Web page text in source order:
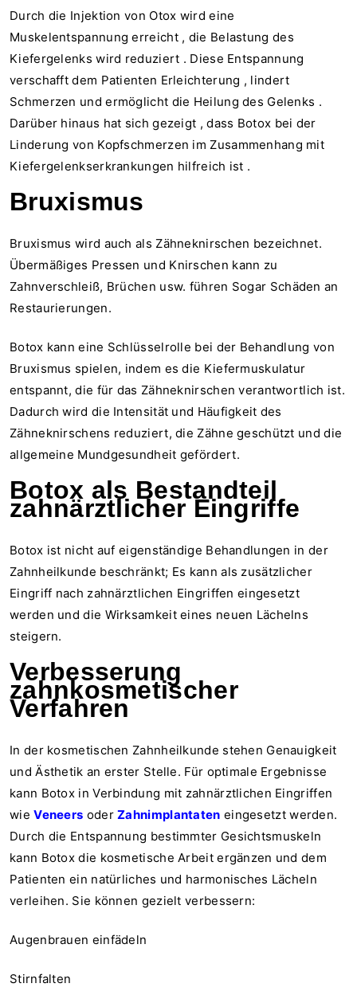
Durch die Injektion von Otox wird eine
Muskelentspannung erreicht , die Belastung des
Kiefergelenks wird reduziert . Diese Entspannung
verschafft dem Patienten Erleichterung , lindert
Schmerzen und ermöglicht die Heilung des Gelenks .
Darüber hinaus hat sich gezeigt , dass Botox bei der
Linderung von Kopfschmerzen im Zusammenhang mit
Kiefergelenkserkrankungen hilfreich ist .
Bruxismus
Bruxismus wird auch als Zähneknirschen bezeichnet.
Übermäßiges Pressen und Knirschen kann zu
Zahnverschleiß, Brüchen usw. führen Sogar Schäden an
Restaurierungen.
Botox kann eine Schlüsselrolle bei der Behandlung von
Bruxismus spielen, indem es die Kiefermuskulatur
entspannt, die für das Zähneknirschen verantwortlich ist.
Dadurch wird die Intensität und Häufigkeit des
Zähneknirschens reduziert, die Zähne geschützt und die
allgemeine Mundgesundheit gefördert.
Botox als Bestandteil
zahnärztlicher Eingriffe
Botox ist nicht auf eigenständige Behandlungen in der
Zahnheilkunde beschränkt; Es kann als zusätzlicher
Eingriff nach zahnärztlichen Eingriffen eingesetzt
werden und die Wirksamkeit eines neuen Lächelns
steigern.
Verbesserung
zahnkosmetischer
Verfahren
In der kosmetischen Zahnheilkunde stehen Genauigkeit
und Ästhetik an erster Stelle. Für optimale Ergebnisse
kann Botox in Verbindung mit zahnärztlichen Eingriffen
wieVeneers oderZahnimplantaten eingesetzt werden.
Durch die Entspannung bestimmter Gesichtsmuskeln
kann Botox die kosmetische Arbeit ergänzen und dem
Patienten ein natürliches und harmonisches Lächeln
verleihen. Sie können gezielt verbessern:
Augenbrauen einfädeln
Stirnfalten